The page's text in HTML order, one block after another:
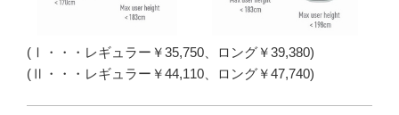
(Ⅰ・・・レギュラー￥35,750、ロング￥39,380)
(Ⅱ・・・レギュラー￥44,110、ロング￥47,740)